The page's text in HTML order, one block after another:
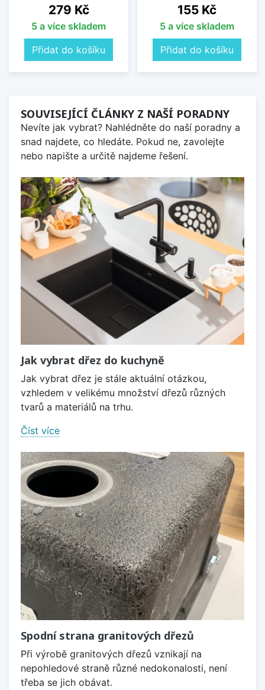
Cena
279 Kč
5 a více skladem
Přidat do košíku
Cena
155 Kč
5 a více skladem
Přidat do košíku
SOUVISEJÍCÍ ČLÁNKY Z NAŠÍ PORADNY
Nevíte jak vybrat? Nahlédněte do naší poradny a
snad najdete, co hledáte. Pokud ne, zavolejte
nebo napište a určitě najdeme řešení.
Jak vybrat dřez do kuchyně
Jak vybrat dřez je stále aktuální otázkou,
vzhledem v velikému množství dřezů různých
tvarů a materiálů na trhu.
Číst více
Spodní strana granitových dřezů
Při výrobě granitových dřezů vznikají na
nepohledové straně různé nedokonalosti, není
třeba se jich obávat.